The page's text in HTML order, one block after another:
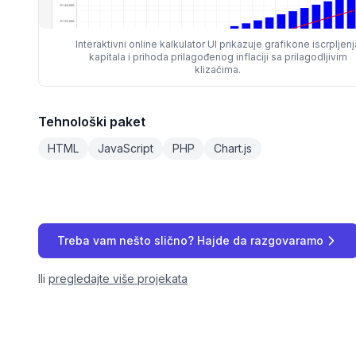
Interaktivni online kalkulator UI prikazuje grafikone
kapitala i prihoda prilagođenog inflaciji sa prilagodljivim
klizačima.
Tehnološki paket
HTML JavaScript PHP Chart.js
Treba vam nešto slično? Hajde da razgovaramo
Ili pregledajte više projekata